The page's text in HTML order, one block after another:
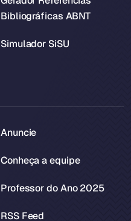
Bibliográficas ABNT
Simulador SiSU
Anuncie
Conheça a equipe
Professor do Ano 2025
RSS Feed